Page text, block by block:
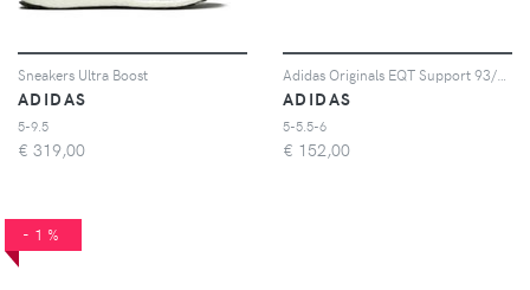
Sneakers Ultra Boost
ADIDAS
5-9.5
€ 319,00
ADIDAS
5-5.5-6
€ 152,00
-1%